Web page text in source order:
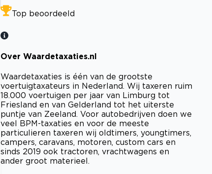
Top beoordeeld
Over Waardetaxaties.nl
Waardetaxaties is één van de grootste
voertuigtaxateurs in Nederland. Wij taxeren ruim
18.000 voertuigen per jaar van Limburg tot
Friesland en van Gelderland tot het uiterste
puntje van Zeeland. Voor autobedrijven doen we
veel BPM-taxaties en voor de meeste
particulieren taxeren wij oldtimers, youngtimers,
campers, caravans, motoren, custom cars en
sinds 2019 ook tractoren, vrachtwagens en
ander groot materieel.